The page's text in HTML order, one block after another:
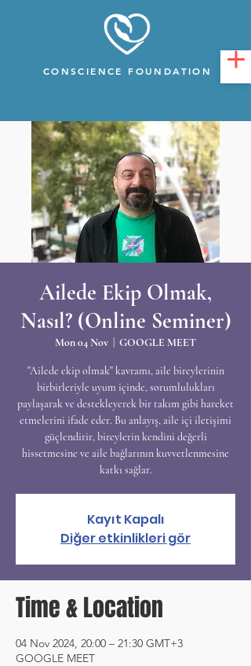
CONSCIENCE FOUNDATION
Ailede Ekip Olmak,
Nasıl? (Online Seminer)
Mon 04 Nov GOOGLE MEET
"Ailede ekip olmak" kavramı, aile bireylerinin
birbirleriyle uyum içinde, sorumlulukları
paylaşarak ve destekleyerek bir takım gibi hareket
etmelerini ifade eder. Bu anlayış, aile içi iletişimi
güçlendirir, bireylerin kendini değerli
hissetmesine ve aile bağlarının kuvvetlenmesine
katkı sağlar.
Kayıt Kapalı
Diğer etkinlikleri gör
Time & Location
04 Nov 2024, 20:00 – 21:30 GMT+3
GOOGLE MEET